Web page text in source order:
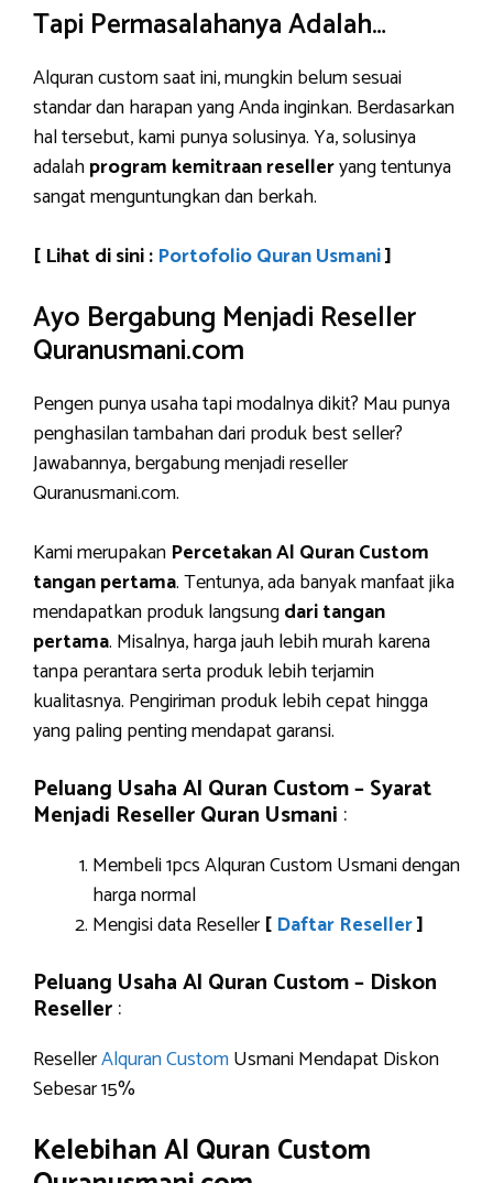
Tapi Permasalahanya Adalah…
Alquran custom saat ini, mungkin belum sesuai
standar dan harapan yang Anda inginkan. Berdasarkan
hal tersebut, kami punya solusinya. Ya, solusinya
adalahprogram kemitraan reselleryang tentunya
sangat menguntungkan dan berkah.
[ Lihat di sini : Portofolio Quran Usmani]
Ayo Bergabung Menjadi Reseller
Quranusmani.com
Pengen punya usaha tapi modalnya dikit? Mau punya
penghasilan tambahan dari produk best seller?
Jawabannya, bergabung menjadi reseller
Quranusmani.com.
Kami merupakan Percetakan Al Quran Custom
tangan pertama. Tentunya, ada banyak manfaat jika
mendapatkan produk langsungdari tangan
pertama. Misalnya, harga jauh lebih murah karena
tanpa perantara serta produk lebih terjamin
kualitasnya. Pengiriman produk lebih cepat hingga
yang paling penting mendapat garansi.
Peluang Usaha Al Quran Custom – Syarat
Menjadi Reseller Quran Usmani :
Membeli 1pcs Alquran Custom Usmani dengan
harga normal
Mengisi data Reseller [ Daftar Reseller]
Peluang Usaha Al Quran Custom – Diskon
Reseller:
ResellerAlquran CustomUsmani Mendapat Diskon
Sebesar 15%
Kelebihan Al Quran Custom